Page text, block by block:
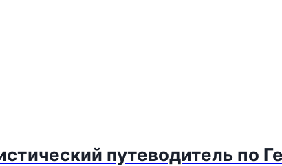
путеводитель по